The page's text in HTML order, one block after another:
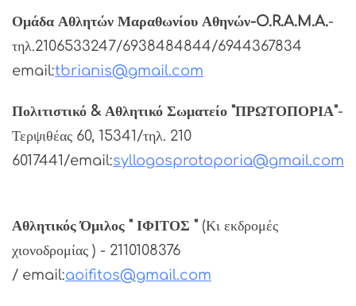
Ομάδα Αθλητών Μαραθωνίου Αθηνών-O.R.A.M.A.-
τηλ.2106533247/6938484844/6944367834
email:tbrianis@gmail.com
Πολιτιστικό & Αθλητικό Σωματείο "ΠΡΩΤΟΠΟΡΙΑ"-
Τερψιθέας 60, 15341/τηλ. 210
6017441/email:syllogosprotoporia@gmail.com
Αθλητικός Όμιλος " ΙΦΙΤΟΣ " (Κι εκδρομές
χιονοδρομίας ) - 2110108376
/ email:aoifitos@gmail.com